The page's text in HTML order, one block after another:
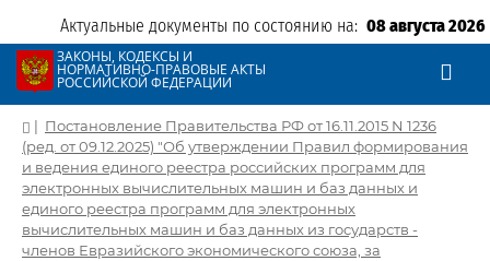
Актуальные документы по состоянию на: 08 августа 2026
ЗАКОНЫ, КОДЕКСЫ И
НОРМАТИВНО-ПРАВОВЫЕ АКТЫ
РОССИЙСКОЙ ФЕДЕРАЦИИ
| Постановление Правительства РФ от 16.11.2015 N 1236
(ред. от 09.12.2025) "Об утверждении Правил формирования
и ведения единого реестра российских программ для
электронных вычислительных машин и баз данных и
единого реестра программ для электронных
вычислительных машин и баз данных из государств -
членов Евразийского экономического союза, за